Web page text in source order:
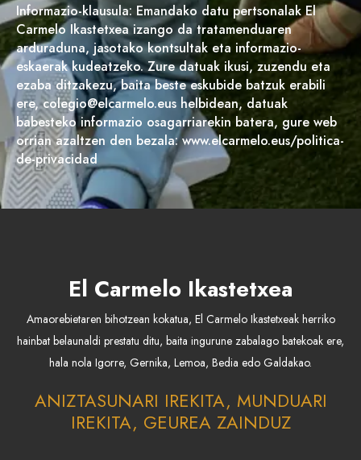
Informazio-klausula: Emandako datu pertsonalak El
Carmelo Ikastetxea izango da tratamenduaren
arduraduna, jasotako kontsultak eta informazio-
eskaerak kudeatzeko. Zure datuak ikusi, zuzendu eta
ezaba ditzakezu, baita beste eskubide batzuk erabili
ere, colegio@elcarmelo.eus helbidean, datuak
babesteko informazio osagarriarekin batera, gure web
orrian azaltzen den bezala: www.elcarmelo.eus/politica-
de-privacidad
El Carmelo Ikastetxea
Amaorebietaren bihotzean kokatua, El Carmelo Ikastetxeak herriko
hainbat belaunaldi prestatu ditu, baita ingurune zabalago batekoak ere,
hala nola Igorre, Gernika, Lemoa, Bedia edo Galdakao.
ANIZTASUNARI IREKITA, MUNDUARI
IREKITA, GEUREA ZAINDUZ